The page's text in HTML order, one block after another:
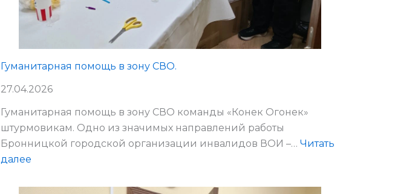
Гуманитарная помощь в зону СВО.
27.04.2026
Гуманитарная помощь в зону СВО команды «Конек Огонек»
штурмовикам. Одно из значимых направлений работы
Бронницкой городской организации инвалидов ВОИ –… Читать
далее
помощь